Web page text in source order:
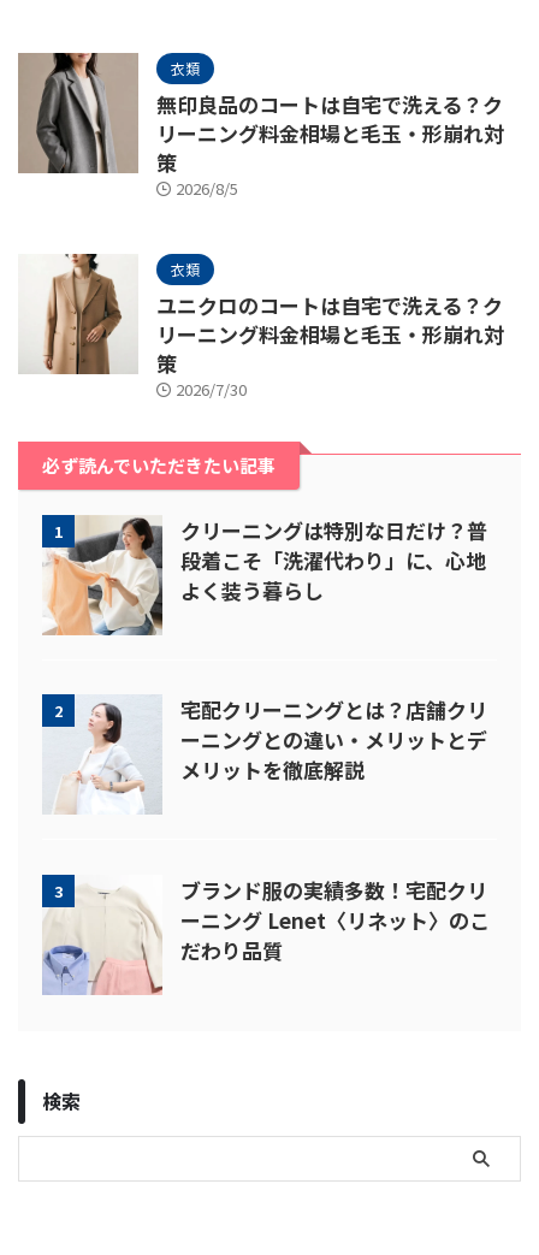
衣類
無印良品のコートは自宅で洗える？ク
リーニング料金相場と毛玉・形崩れ対
策
2026/8/5
衣類
ユニクロのコートは自宅で洗える？ク
リーニング料金相場と毛玉・形崩れ対
策
2026/7/30
必ず読んでいただきたい記事
1
クリーニングは特別な日だけ？普
段着こそ「洗濯代わり」に、心地
よく装う暮らし
2
宅配クリーニングとは？店舗クリ
ーニングとの違い・メリットとデ
メリットを徹底解説
3
ブランド服の実績多数！宅配クリ
ーニング Lenet〈リネット〉のこ
だわり品質
検索